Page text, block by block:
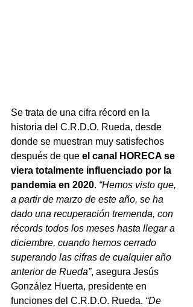
Se trata de una cifra récord en la
historia del C.R.D.O. Rueda, desde
donde se muestran muy satisfechos
después de que el canal HORECA se
viera totalmente influenciado por la
pandemia en 2020. “Hemos visto que,
a partir de marzo de este año, se ha
dado una recuperación tremenda, con
récords todos los meses hasta llegar a
diciembre, cuando hemos cerrado
superando las cifras de cualquier año
anterior de Rueda”, asegura Jesús
González Huerta, presidente en
funciones del C.R.D.O. Rueda. “De